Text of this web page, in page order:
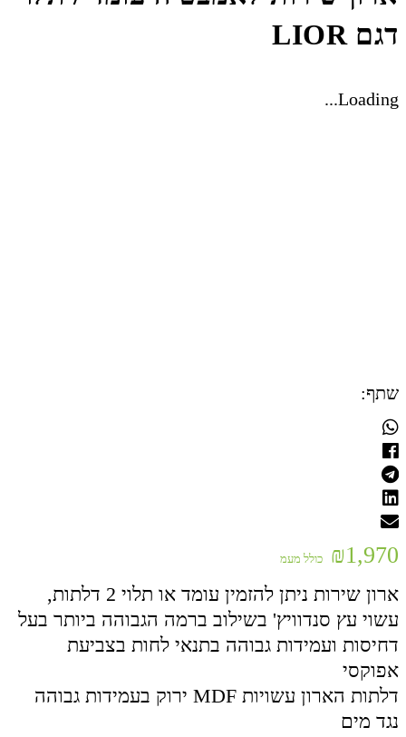
דגם LIOR
Loading...
שתף:
₪1,970 כולל מעמ
ארון שירות ניתן להזמין עומד או תלוי 2 דלתות,
עשוי עץ סנדוויץ' בשילוב ברמה הגבוהה ביותר בעל
דחיסות ועמידות גבוהה בתנאי לחות בצביעת
אפוקסי
דלתות הארון עשויות MDF ירוק בעמידות גבוהה
נגד מים